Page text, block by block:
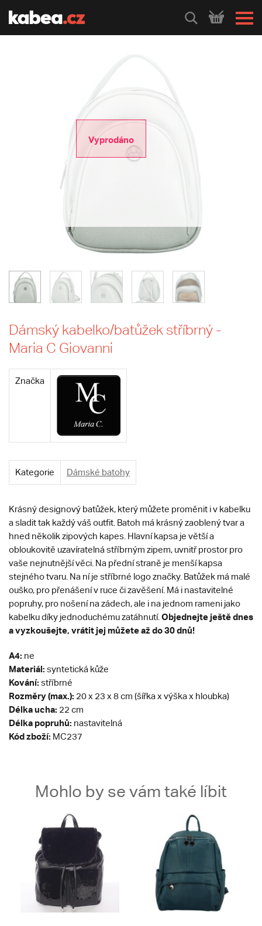
HLEDEJ
Vyprodáno
Dámský kabelko/batůžek stříbrný -
Maria C Giovanni
Značka
Kategorie Dámské batohy
Krásný designový batůžek, který můžete proměnit i v kabelku
a sladit tak každý váš outfit. Batoh má krásný zaoblený tvar a
hned několik zipových kapes. Hlavní kapsa je větší a
obloukovitě uzavíratelná stříbrným zipem, uvnitř prostor pro
vaše nejnutnější věci. Na přední straně je menší kapsa
stejného tvaru. Na ní je stříbrné logo značky. Batůžek má malé
ouško, pro přenášení v ruce či zavěšení. Má i nastavitelné
popruhy, pro nošení na zádech, ale i na jednom rameni jako
kabelku díky jednoduchému zatáhnutí. Objednejte ještě dnes
a vyzkoušejte, vrátit jej můžete až do 30 dnů!
A4: ne
Materiál: syntetická kůže
Kování: stříbrné
Rozměry (max.): 20 x 23 x 8 cm (šířka x výška x hloubka)
Délka ucha: 22 cm
Délka popruhů: nastavitelná
Kód zboží: MC237
Mohlo by se vám také líbit